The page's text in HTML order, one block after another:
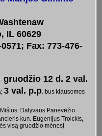
IL 60629
Fax: 773-476-
gruodžio 12 d. 2 val.
3 val. p.p. bus klausomos
Dalyvaus Panevėžio
kun. Eugenijus Troickis,
visą gruodžio mėnesį